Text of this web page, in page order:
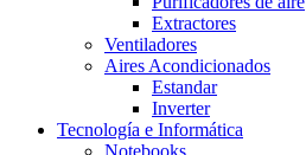
Extractores
Ventiladores
Aires Acondicionados
Estandar
Inverter
Tecnología e Informática
Notebooks